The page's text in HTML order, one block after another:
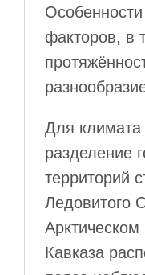
факторов, в
Для климата
разделение
территорий
Ледовитого
Кавказа